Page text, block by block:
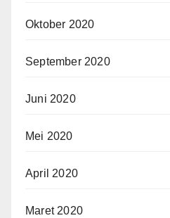
Oktober 2020
September 2020
Juni 2020
Mei 2020
April 2020
Maret 2020